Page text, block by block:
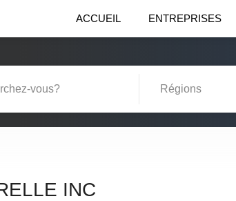
ACCUEIL ENTREPRISES
INC